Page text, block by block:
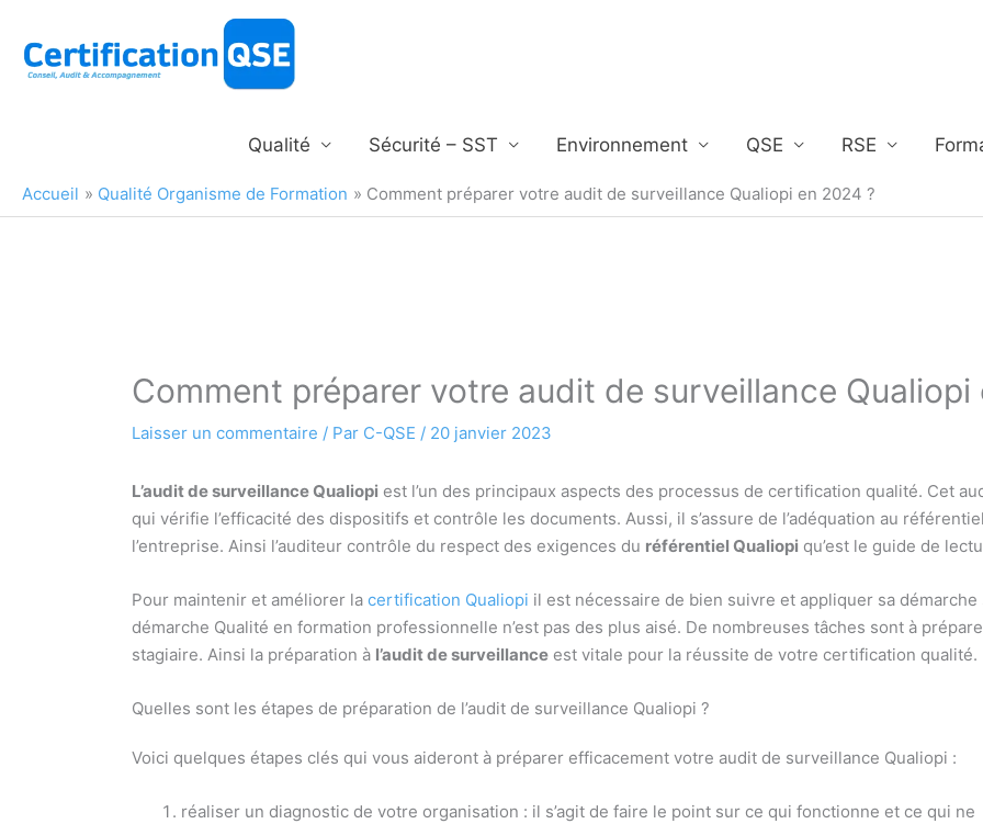
contenu
Qualité Sécurité – SST Environnement QSE RSE
Accueil Qualité Organisme de Formation Comment préparer votre audit de surveillance Qualiopi en 2024 ?
Comment préparer votre audit de surveillance Qualiopi
Laisser un commentaire / Par C-QSE / 20 janvier 2023
L’audit de surveillance Qualiopi est l’un des principaux aspects des processus de certification qualité. Cet
qui vérifie l’efficacité des dispositifs et contrôle les documents. Aussi, il s’assure de l’adéquation au
l’entreprise. Ainsi l’auditeur contrôle du respect des exigences du référentiel Qualiopi qu’est le guide de
Pour maintenir et améliorer lacertification Qualiopi il est nécessaire de bien suivre et appliquer sa démarche
démarche Qualité en formation professionnelle n’est pas des plus aisé. De nombreuses tâches sont à
stagiaire. Ainsi la préparation à l’audit de surveillance est vitale pour la réussite de votre certification qualité.
Quelles sont les étapes de préparation de l’audit de surveillance Qualiopi ?
Voici quelques étapes clés qui vous aideront à préparer efficacement votre audit de surveillance Qualiopi :
réaliser un diagnostic de votre organisation : il s’agit de faire le point sur ce qui fonctionne et ce qui ne